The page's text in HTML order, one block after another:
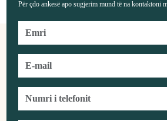
Për çdo ankesë apo sugjerim mund të na kontaktoni